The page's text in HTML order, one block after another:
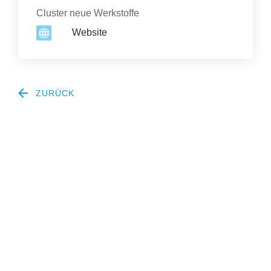
Fördermöglichkeiten
Aktuelles
Organisation
Cluster neue Werkstoffe
Website
ZURÜCK